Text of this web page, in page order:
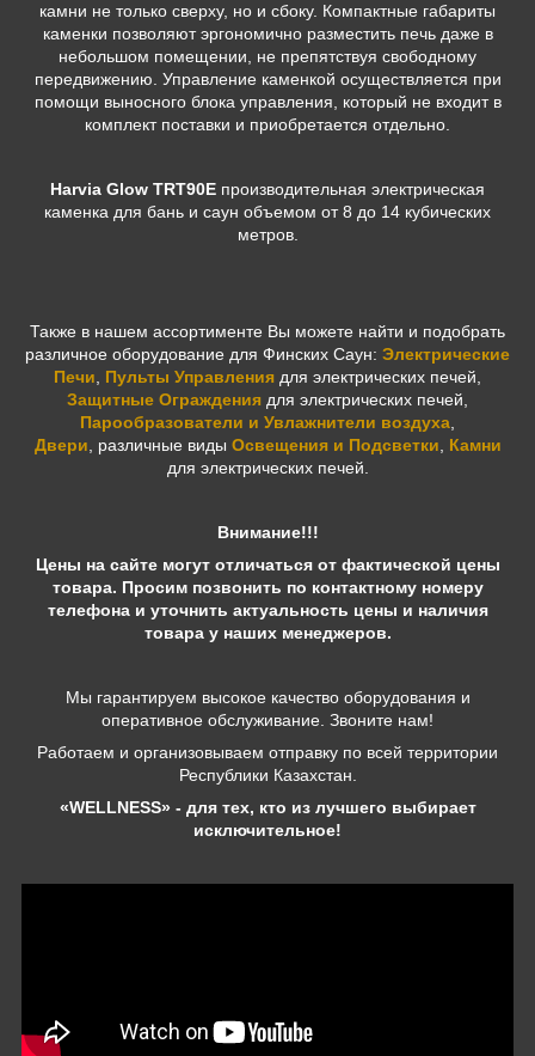
камни не только сверху, но и сбоку. Компактные габариты
каменки позволяют эргономично разместить печь даже в
небольшом помещении, не препятствуя свободному
передвижению. Управление каменкой осуществляется при
помощи выносного блока управления, который не входит в
комплект поставки и приобретается отдельно.
Harvia Glow TRT90E производительная электрическая
каменка для бань и саун объемом от 8 до 14 кубических
метров.
Также в нашем ассортименте Вы можете найти и подобрать
различное оборудование для Финских Саун: Электрические
Печи, Пульты Управления для электрических печей,
Защитные Ограждения для электрических печей,
Парообразователи и Увлажнители воздуха,
Двери, различные виды Освещения и Подсветки, Камни
для электрических печей.
Внимание!!!
Цены на сайте могут отличаться от фактической цены
товара. Просим позвонить по контактному номеру
телефона и уточнить актуальность цены и наличия
товара у наших менеджеров.
Мы гарантируем высокое качество оборудования и
оперативное обслуживание. Звоните нам!
Работаем и организовываем отправку по всей территории
Республики Казахстан.
«WELLNESS» - для тех, кто из лучшего выбирает
исключительное!